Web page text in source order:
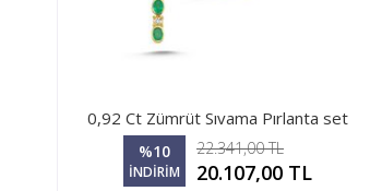
0,92 Ct Zümrüt Sıvama Pırlanta set
%10
İNDİRİM
22.341,00 TL
20.107,00 TL